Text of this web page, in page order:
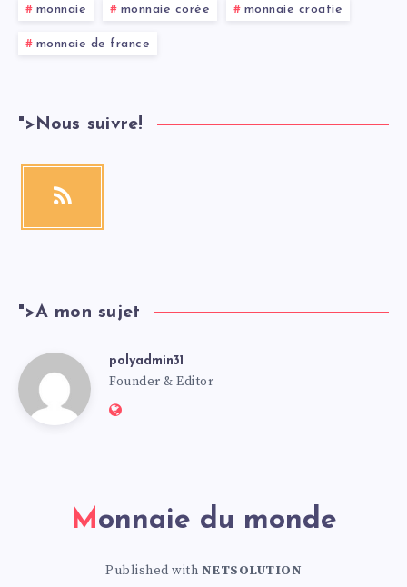
monnaie monnaie corée monnaie croatie
monnaie de france
"> Nous suivre!
">A mon sujet
polyadmin31
Founder & Editor
Monnaie du monde
Published with NETSOLUTION